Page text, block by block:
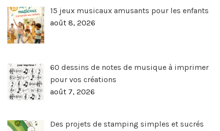
15 jeux musicaux amusants pour les enfants
août 8, 2026
60 dessins de notes de musique à imprimer
pour vos créations
août 7, 2026
Des projets de stamping simples et sucrés